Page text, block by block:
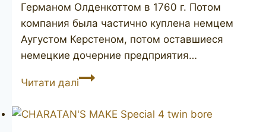
Германом Олденкоттом в 1760 г. Потом
компания была частично куплена немцем
Аугустом Керстеном, потом оставшиеся
немецкие дочерние предприятия…
Читати даліOLDENKOTT
212